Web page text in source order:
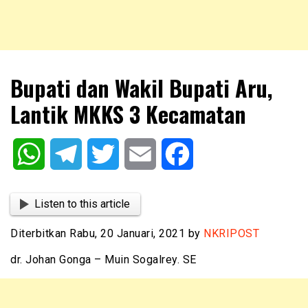
NKRIPOST
Bupati dan Wakil Bupati Aru,
Lantik MKKS 3 Kecamatan
WhatsAppTelegram Twitter Email
Listen to this article
Diterbitkan Rabu, 20 Januari, 2021 by NKRIPOST
dr. Johan Gonga – Muin Sogalrey. SE